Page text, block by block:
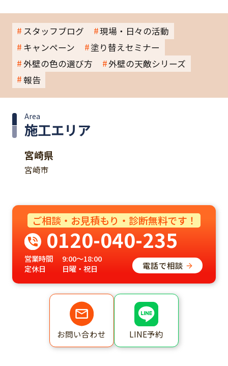
スタッフブログ
現場・日々の活動
キャンペーン
塗り替えセミナー
外壁の色の選び方
外壁の天敵シリーズ
報告
施工エリア
Area
宮崎県
宮崎市
ご相談・お見積もり・診断無料です！
0120-040-235
営業時間
9:00～18:00
定休日
日曜・祝日 電話で相談
お問い合わせ LINE予約